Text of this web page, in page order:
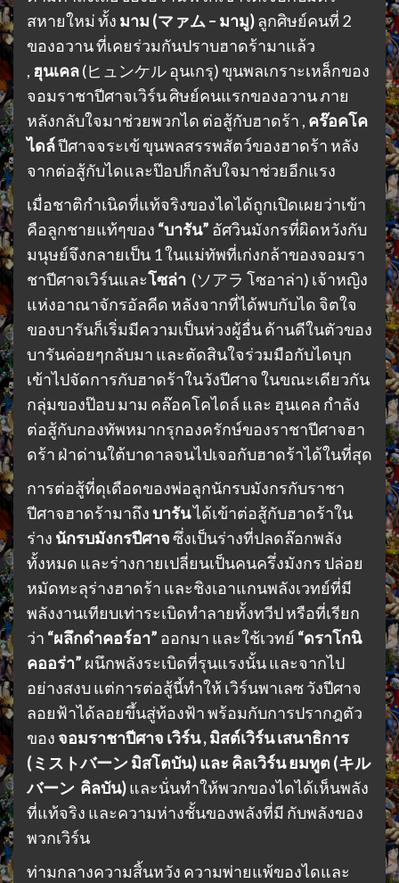
สหายใหม่ ทั้ง มาม (マァム – มามู)ลูกศิษย์คนที่ 2
ของอวาน ที่เคยร่วมกันปราบฮาดร้ามาแล้ว
, ฮุนเคล(ヒュンケル อุนเกรุ) ขุนพลเกราะเหล็กของ
จอมราชาปีศาจเวิร์น ศิษย์คนแรกของอวาน ภาย
หลังกลับใจมาช่วยพวกได ต่อสู้กับฮาดร้า , คร๊อคโค
ไดล์ปีศาจจระเข้ ขุนพลสรรพสัตว์ของฮาดร้า หลัง
จากต่อสู้กับไดและป๊อปก็กลับใจมาช่วยอีกแรง
เมื่อชาติกำเนิดที่แท้จริงของไดได้ถูกเปิดเผยว่าเข้า
คือลูกชายแท้ๆของ “บารัน” อัศวินมังกรที่ผิดหวังกับ
มนุษย์จึงกลายเป็น 1 ในแม่ทัพที่เก่งกล้าของจอมรา
ชาปีศาจเวิร์นและโซล่า (ソアラ โซอาล่า) เจ้าหญิง
แห่งอาณาจักรอัลคีด หลังจากที่ได้พบกับได จิตใจ
ของบารันก็เริ่มมีความเป็นห่วงผู้อื่น ด้านดีในตัวของ
บารันค่อยๆกลับมา และตัดสินใจร่วมมือกับไดบุก
เข้าไปจัดการกับฮาดร้าในวังปีศาจ ในขณะเดียวกัน
กลุ่มของป๊อบ มาม คล๊อคโคไดล์ และ ฮุนเคล กำลัง
ต่อสู้กับกองทัพหมากรุกองครักษ์ของราชาปีศาจฮา
ดร้า ฝ่าด่านใต้บาดาลจนไปเจอกับฮาดร้าได้ในที่สุด
การต่อสู้ที่ดุเดือดของพ่อลูกนักรบมังกรกับราชา
ปีศาจฮาดร้ามาถึงบารันได้เข้าต่อสู้กับฮาดร้าใน
ร่าง นักรบมังกรปีศาจซึ่งเป็นร่างที่ปลดล๊อกพลัง
ทั้งหมด และร่างกายเปลี่ยนเป็นคนครึ่งมังกร ปล่อย
หมัดทะลุร่างฮาดร้า และชิงเอาแกนพลังเวทย์ที่มี
พลังงานเทียบเท่าระเบิดทำลายทั้งทวีป หรือที่เรียก
ว่า “ผลึกดำคอร์อา” ออกมา และใช้เวทย์ “ดราโกนิ
คออร่า” ผนึกพลังระเบิดที่รุนแรงนั้น และจากไป
อย่างสงบ แต่การต่อสู้นี้ทำให้ เวิร์นพาเลซ วังปีศาจ
ลอยฟ้าได้ลอยขึ้นสู่ท้องฟ้า พร้อมกับการปรากฎตัว
ของ จอมราชาปีศาจ เวิร์น , มิสต์เวิร์น เสนาธิการ
(ミストバーン มิสโตบัน) และ คิลเวิร์น ยมทูต (キル
バーン คิลบัน)และนั่นทำให้พวกของไดได้เห็นพลัง
ที่แท้จริง และความห่างชั้นของพลังที่มี กับพลังของ
พวกเวิร์น
ท่ามกลางความสิ้นหวัง ความพ่ายแพ้ของไดและ